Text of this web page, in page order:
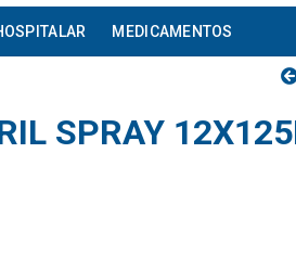
MEDICAMENTOS
SPRAY